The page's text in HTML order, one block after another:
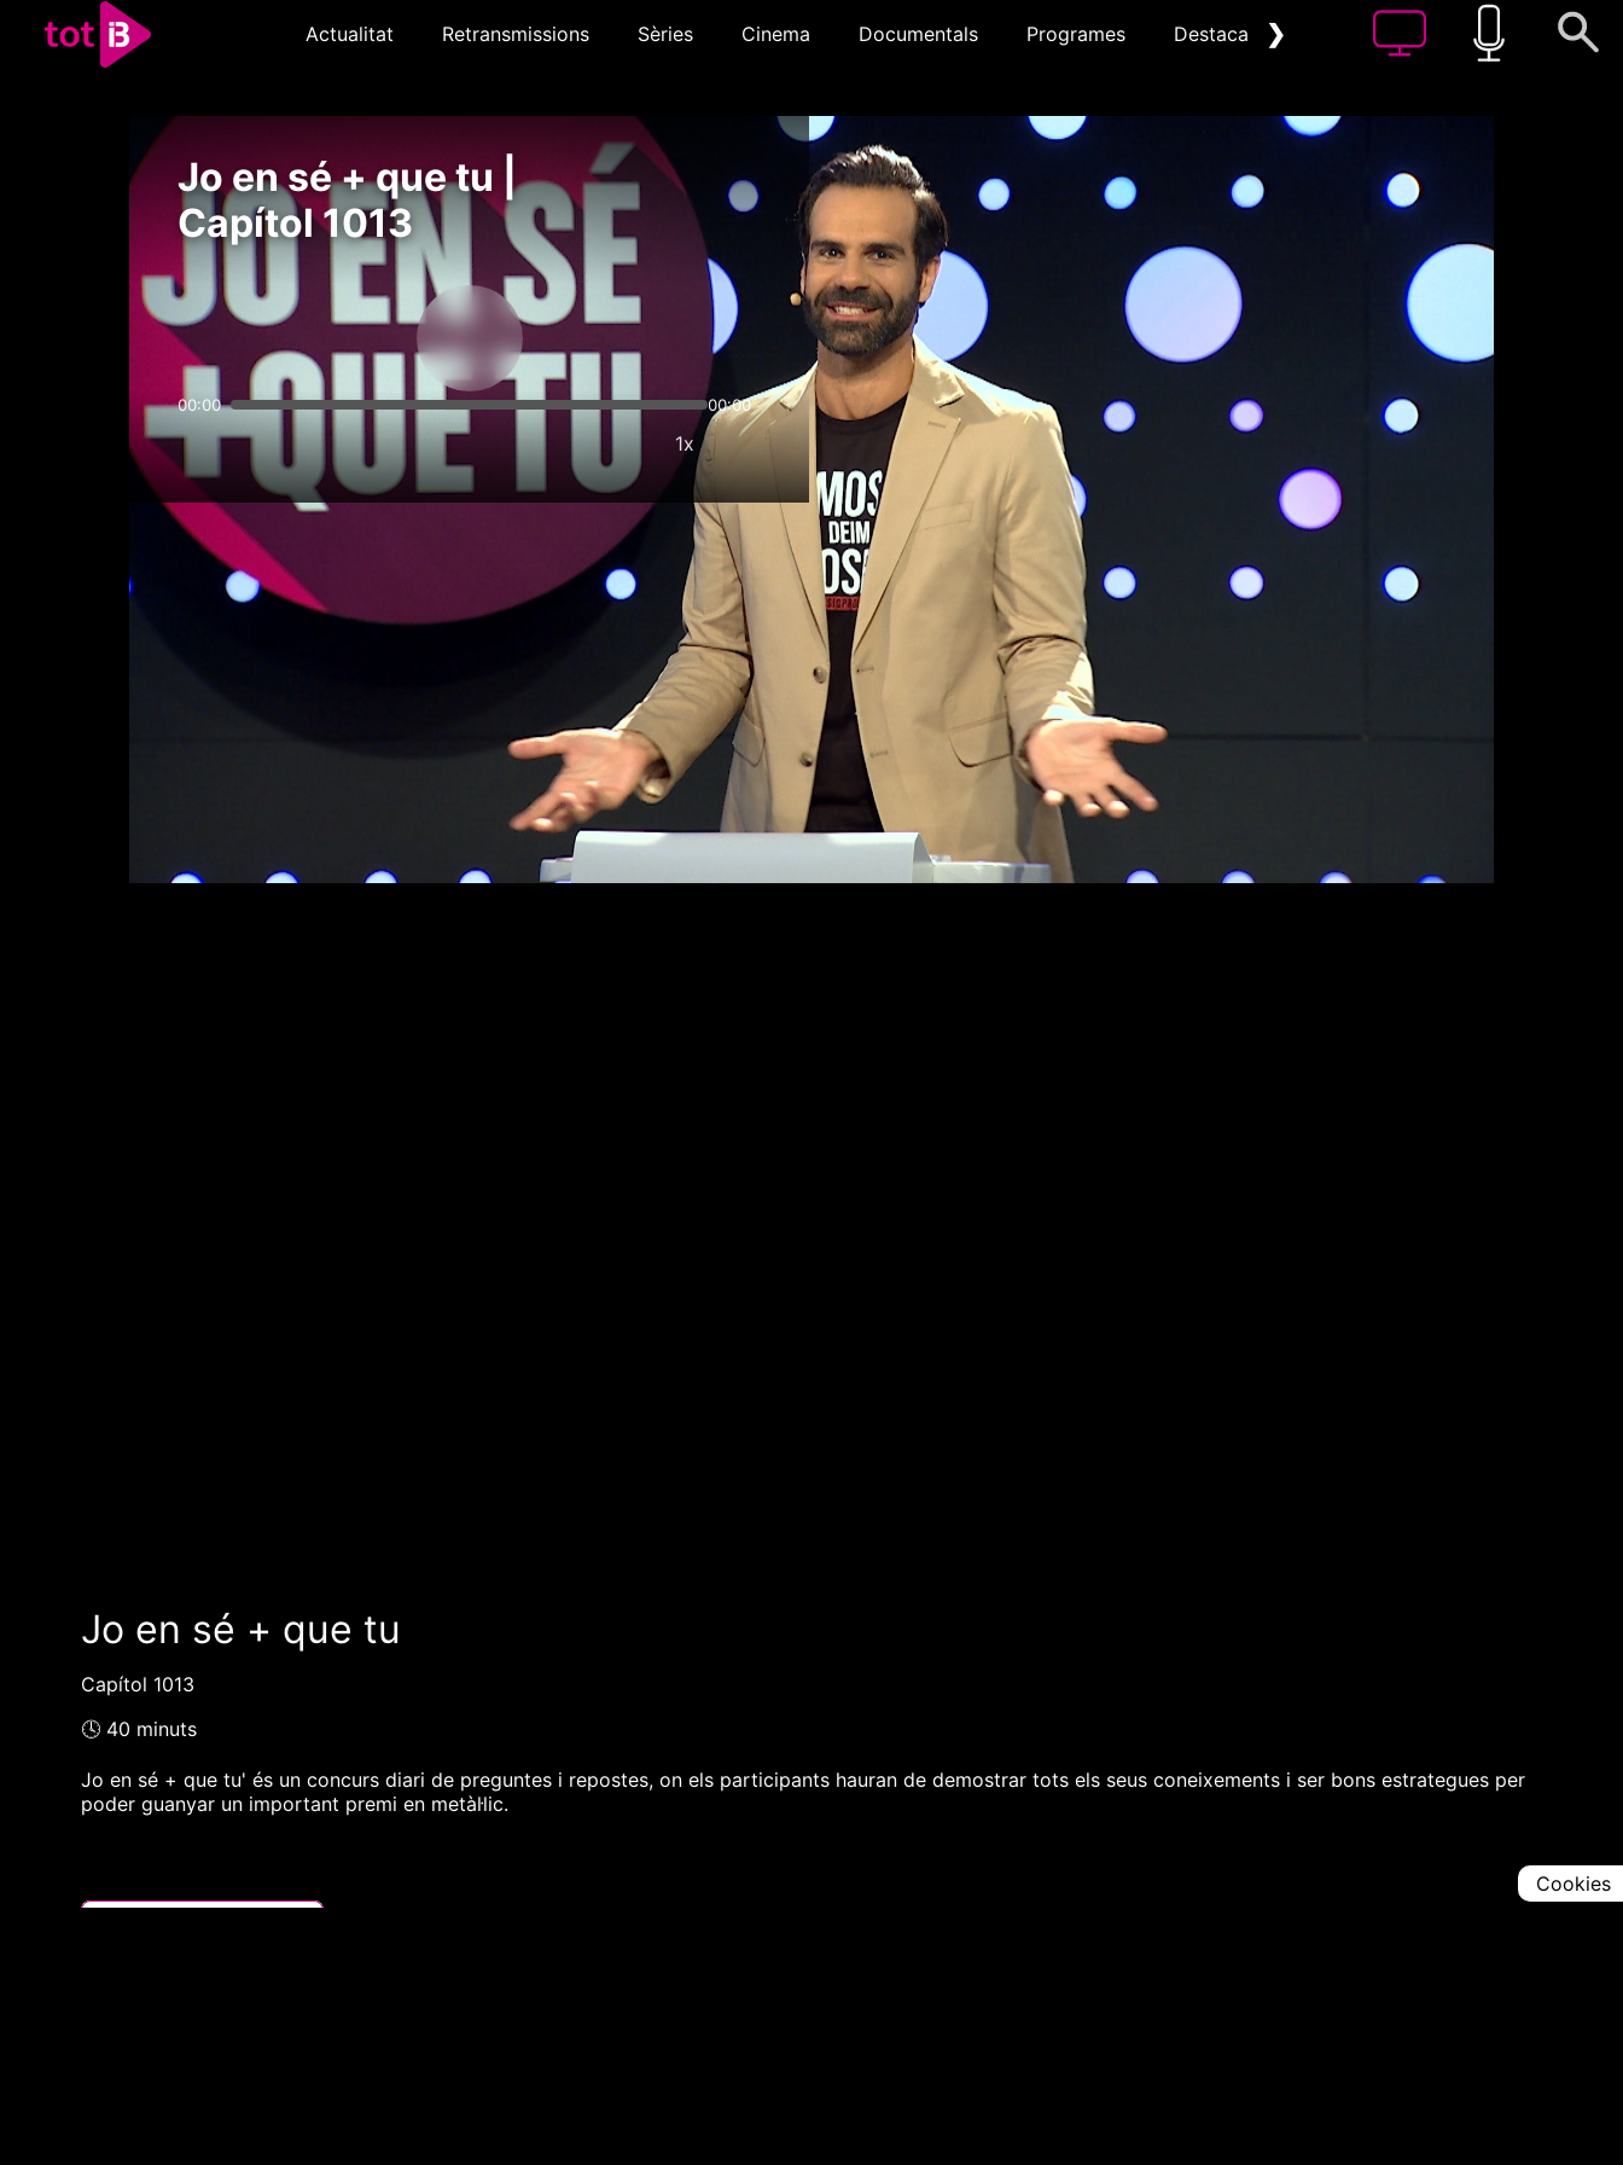
Actualitat Retransmissions Sèries Cinema Documentals Programes Destacat ❯
Jo en sé + que tu |
Capítol 1013
00:00 00:00
1x
Jo en sé + que tu
Capítol 1013
🕓 40 minuts
Jo en sé + que tu' és un concurs diari de preguntes i repostes, on els participants hauran de demostrar tots els seus coneixements i ser bons estrategues per
poder guanyar un important premi en metàl·lic.
Cookies